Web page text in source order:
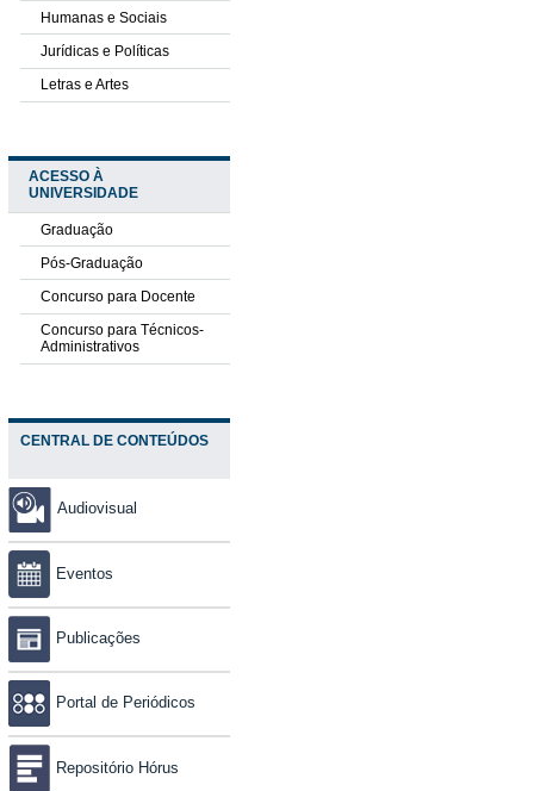
Humanas e Sociais
Jurídicas e Políticas
Letras e Artes
ACESSO À
UNIVERSIDADE
Graduação
Pós-Graduação
Concurso para Docente
Concurso para Técnicos-
Administrativos
CENTRAL DE CONTEÚDOS
Audiovisual
Eventos
Publicações
Portal de Periódicos
Repositório Hórus